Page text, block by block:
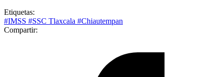
Etiquetas:
#IMSS #SSC Tlaxcala #Chiautempan
Compartir: